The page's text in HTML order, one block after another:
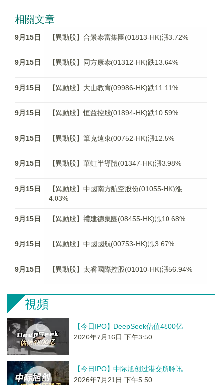
相關文章
9月15日 【異動股】合景泰富集團(01813-HK)漲3.72%
9月15日 【異動股】同方康泰(01312-HK)跌13.64%
9月15日 【異動股】大山教育(09986-HK)跌11.11%
9月15日 【異動股】恒益控股(01894-HK)跌10.59%
9月15日 【異動股】筆克遠東(00752-HK)漲12.5%
9月15日 【異動股】華虹半導體(01347-HK)漲3.98%
9月15日
【異動股】中國南方航空股份(01055-HK)漲
4.03%
9月15日 【異動股】禮建德集團(08455-HK)漲10.68%
9月15日 【異動股】中國國航(00753-HK)漲3.67%
9月15日 【異動股】太睿國際控股(01010-HK)漲56.94%
視頻
【今日IPO】DeepSeek估值4800亿
2026年7月16日 下午3:50
【今日IPO】中际旭创过港交所聆讯
2026年7月21日 下午5:50